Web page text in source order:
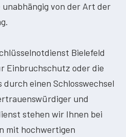
von der Art der
Bielefeld
Einbruchschutz oder die
einen Schlosswechsel
und
stehen wir Ihnen bei
mit hochwertigen